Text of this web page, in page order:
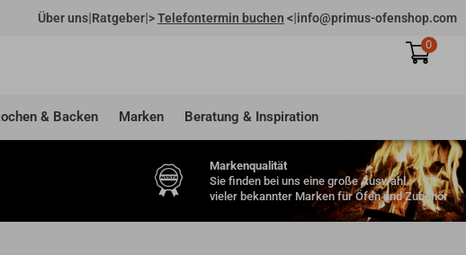
Über uns|Ratgeber|>Telefontermin buchen <|info@primus-ofenshop.com
0
& Backen Marken Beratung & Inspiration
Markenqualität
Sie finden bei uns eine große Auswahl
vieler bekannter Marken für Öfen und Zubehör